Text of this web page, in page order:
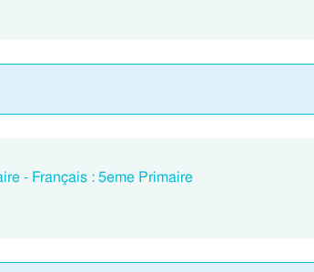
- Français : 5eme Primaire